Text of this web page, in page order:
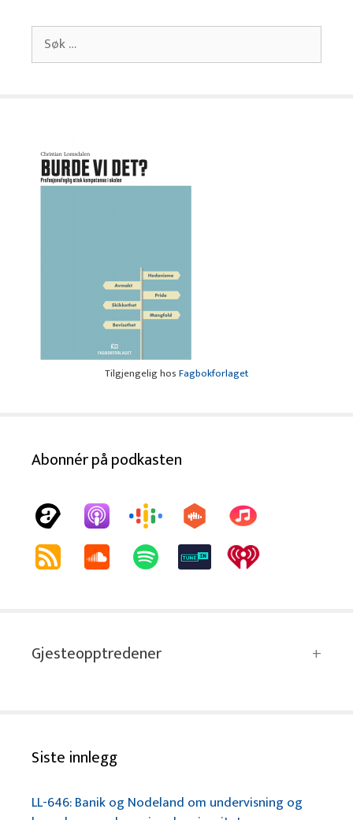
Søk
etter:
Tilgjengelig hosFagbokforlaget
Abonnér på podkasten
Gjesteopptredener
Siste innlegg
LL-646: Banik og Nodeland om undervisning og